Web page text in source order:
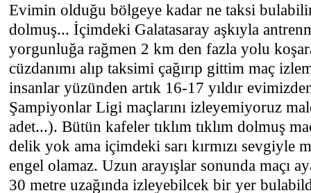
Evimin olduğu bölgeye kadar ne taksi
dolmuş... İçimdeki Galatasaray aşkıyla
yorgunluğa rağmen 2 km den fazla yolu
cüzdanımı alıp taksimi çağırıp gittim maç
insanlar yüzünden artık 16-17 yıldır
Şampiyonlar Ligi maçlarını izleyemiyoruz
adet...). Bütün kafeler tıklım tıklım dolmuş
delik yok ama içimdeki sarı kırmızı sevgiyle
engel olamaz. Uzun arayışlar sonunda maçı
30 metre uzağında izleyebilcek bir yer